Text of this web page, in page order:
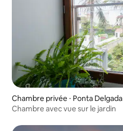
Chambre privée ⋅ Ponta Delgada
Chambre avec vue sur le jardin